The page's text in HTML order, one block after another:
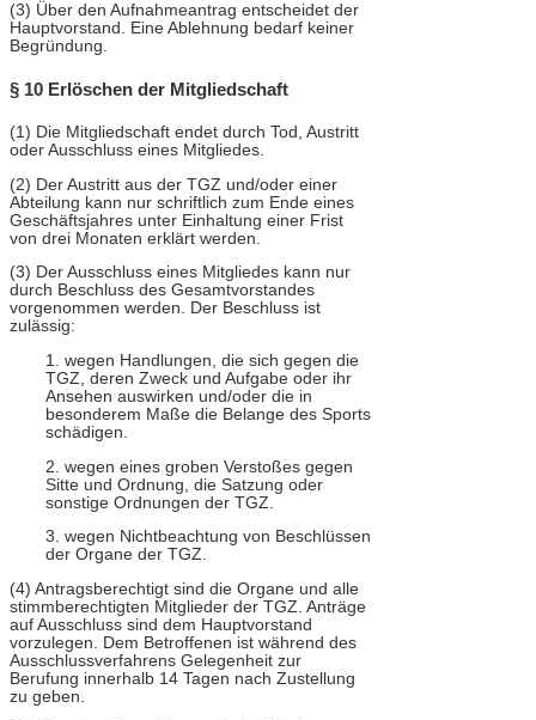
(3) Über den Aufnahmeantrag entscheidet der
Hauptvorstand. Eine Ablehnung bedarf keiner
Begründung.
§ 10 Erlöschen der Mitgliedschaft
(1) Die Mitgliedschaft endet durch Tod, Austritt
oder Ausschluss eines Mitgliedes.
(2) Der Austritt aus der TGZ und/oder einer
Abteilung kann nur schriftlich zum Ende eines
Geschäftsjahres unter Einhaltung einer Frist
von drei Monaten erklärt werden.
(3) Der Ausschluss eines Mitgliedes kann nur
durch Beschluss des Gesamtvorstandes
vorgenommen werden. Der Beschluss ist
zulässig:
1. wegen Handlungen, die sich gegen die
TGZ, deren Zweck und Aufgabe oder ihr
Ansehen auswirken und/oder die in
besonderem Maße die Belange des Sports
schädigen.
2. wegen eines groben Verstoßes gegen
Sitte und Ordnung, die Satzung oder
sonstige Ordnungen der TGZ.
3. wegen Nichtbeachtung von Beschlüssen
der Organe der TGZ.
(4) Antragsberechtigt sind die Organe und alle
stimmberechtigten Mitglieder der TGZ. Anträge
auf Ausschluss sind dem Hauptvorstand
vorzulegen. Dem Betroffenen ist während des
Ausschlussverfahrens Gelegenheit zur
Berufung innerhalb 14 Tagen nach Zustellung
zu geben.